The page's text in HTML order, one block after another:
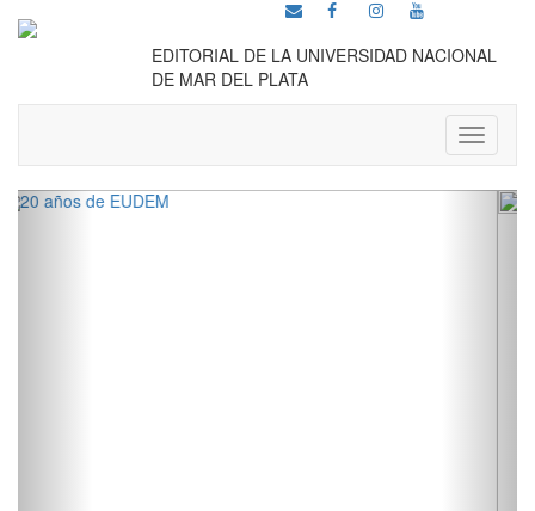
EDITORIAL DE LA UNIVERSIDAD NACIONAL
DE MAR DEL PLATA
Toggle
Anterior